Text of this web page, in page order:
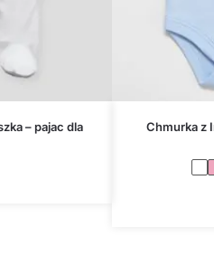
– pajac dla
Chmurka z